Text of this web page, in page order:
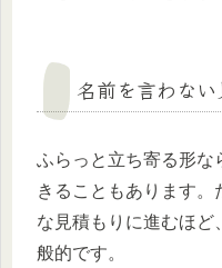
名前を言わな
ふらっと立ち寄る形な
きることもあります
な見積もりに進むほど
般的です。